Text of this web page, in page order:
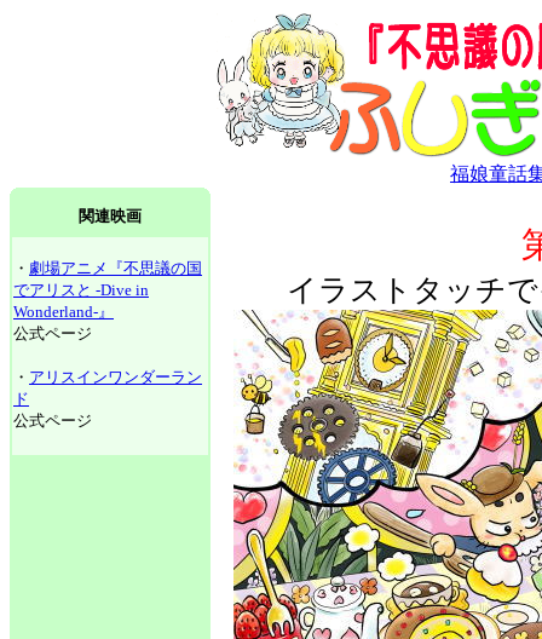
福娘童話
関連映画
・ 劇場アニメ『不思議の国
でアリスと -Dive in
Wonderland-』
公式ページ
・ アリスインワンダーラン
ド
公式ページ
イラストタッチ